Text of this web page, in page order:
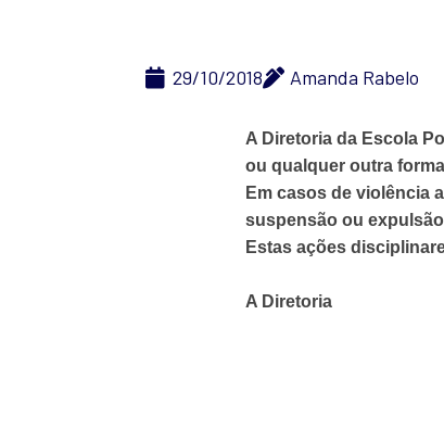
29/10/2018 Amanda Rabelo
A Diretoria da Escola
ou qualquer outra
Em casos de violência
suspensão ou
Estas ações
A Diretoria